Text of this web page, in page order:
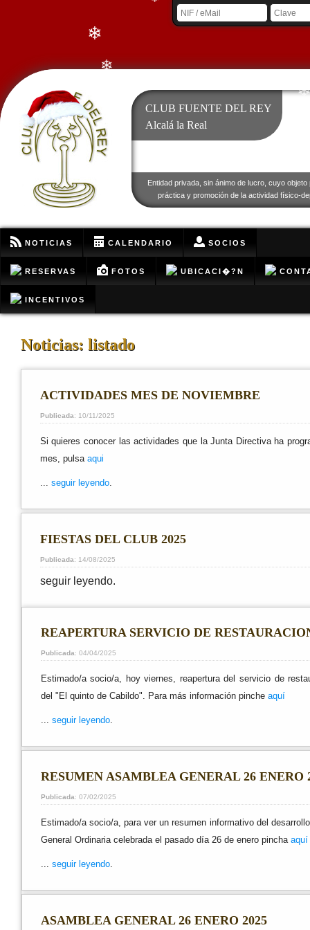
CLUB FUENTE DEL REY
Alcalá la Real
Entidad privada, sin ánimo de lucro, cuyo objeto
práctica y promoción de la actividad físico-
NOTICIAS CALENDARIO SOCIOS
RESERVAS FOTOS UBICACI�?N
INCENTIVOS
Noticias: listado
ACTIVIDADES MES DE NOVIEMBRE
Publicada: 10/11/2025
Si quieres conocer las actividades que la Junta Directiva ha
mes, pulsa aqui
seguir leyendo.
FIESTAS DEL CLUB 2025
Publicada: 14/08/2025
seguir leyendo.
REAPERTURA SERVICIO DE
Publicada: 04/04/2025
Estimado/a socio/a, hoy viernes, reapertura del servicio de
del "El quinto de Cabildo". Para más información pinche aquí
... seguir leyendo.
RESUMEN ASAMBLEA GENERAL 26 ENERO
Publicada: 07/02/2025
Estimado/a socio/a, para ver un resumen informativo del
General Ordinaria celebrada el pasado día 26 de enero pinchaaquí
seguir leyendo.
ASAMBLEA GENERAL 26 ENERO 2025
❄
❄